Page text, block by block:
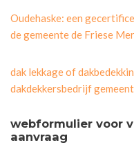
Oudehaske: een
de gemeente de Friese
dak lekkage of
dakdekkersbedrijf
webformulier voor
aanvraag